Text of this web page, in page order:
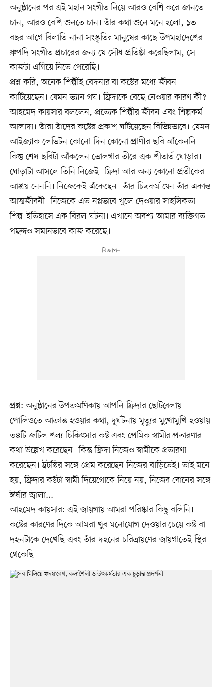
অনুষ্ঠানের পর এই মহান সংগীত নিয়ে আরও বেশি করে জানতে
চান, আরও বেশি শুনতে চান। তাঁর কথা শুনে মনে হলো, ১৩
বছর আগে বিলাতি নানা সংস্কৃতির মানুষের কাছে উপমহাদেশের
ধ্রুপদি সংগীত প্রচারের জন্য যে সৌধ প্রতিষ্ঠা করেছিলাম, সে
কাজটা এগিয়ে নিতে পেরেছি।
প্রশ্ন করি, অনেক শিল্পীই বেদনার বা কষ্টের মধ্যে জীবন
কাটিয়েছেন। যেমন ভ্যান গঘ। ফ্রিদাকে বেছে নেওয়ার কারণ কী?
আহমেদ কায়সার বললেন, প্রত্যেক শিল্পীর জীবন এবং শিল্পকর্ম
আলাদা। তাঁরা তাঁদের কষ্টের প্রকাশ ঘটিয়েছেন বিভিন্নভাবে। যেমন
আইজ্যাক লেভিটন কোনো দিন কোনো প্রাণীর ছবি আঁকেননি।
কিন্তু শেষ ছবিটা আঁকলেন ভোলগার তীরে এক শীতার্ত ঘোড়ার।
ঘোড়াটা আসলে তিনি নিজেই। ফ্রিদা আর অন্য কোনো প্রতীকের
আশ্রয় নেননি। নিজেকেই এঁকেছেন। তাঁর চিত্রকর্ম যেন তাঁর একান্ত
আত্মজীবনী। নিজেকে এত নগ্নভাবে খুলে দেওয়ার সাহসিকতা
শিল্প-ইতিহাসে এক বিরল ঘটনা। এখানে অবশ্য আমার ব্যক্তিগত
পছন্দও সমানভাবে কাজ করেছে।
প্রশ্ন: অনুষ্ঠানের উপক্রমণিকায় আপনি ফ্রিদার ছোটবেলায়
পোলিওতে আক্রান্ত হওয়ার কথা, দুর্ঘটনায় মৃত্যুর মুখোমুখি হওয়ায়
৩৪টি জটিল শল্য চিকিৎসার কষ্ট এবং প্রেমিক স্বামীর প্রতারণার
কথা উল্লেখ করেছেন। কিন্তু ফ্রিদা নিজেও স্বামীকে প্রতারণা
করেছেন। ট্রটস্কির সঙ্গে প্রেম করেছেন নিজের বাড়িতেই। তাই মনে
হয়, ফ্রিদার কষ্টটা স্বামী দিয়েগোকে নিয়ে নয়, নিজের বোনের সঙ্গে
ঈর্ষার জ্বালা...
আহমেদ কায়সার: এই জায়গায় আমরা পরিষ্কার কিছু বলিনি।
কষ্টের কারণের দিকে আমরা খুব মনোযোগ দেওয়ার চেয়ে কষ্ট বা
দহনটাকে দেখেছি এবং তাঁর দহনের চরিত্রায়ণের জায়গাতেই স্থির
থেকেছি।